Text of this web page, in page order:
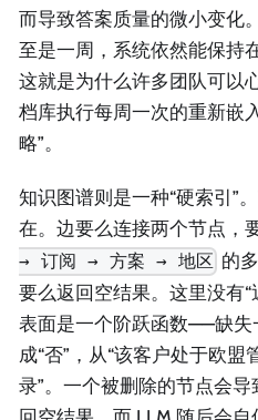
而导致答案质量的微小变化
至是一周，系统依然能保持
这就是为什么许多团队可以
档库执行每周一次的重新嵌
略”。
知识图谱则是一种“硬索引”
在。边要么连接两个节点，
→ 订阅 → 方案 → 地区 的
要么返回空结果。这里没有
表面是一个阶跃函数——缺失
成“否”，从“该客户处于欧盟
录”。一个被删除的节点会